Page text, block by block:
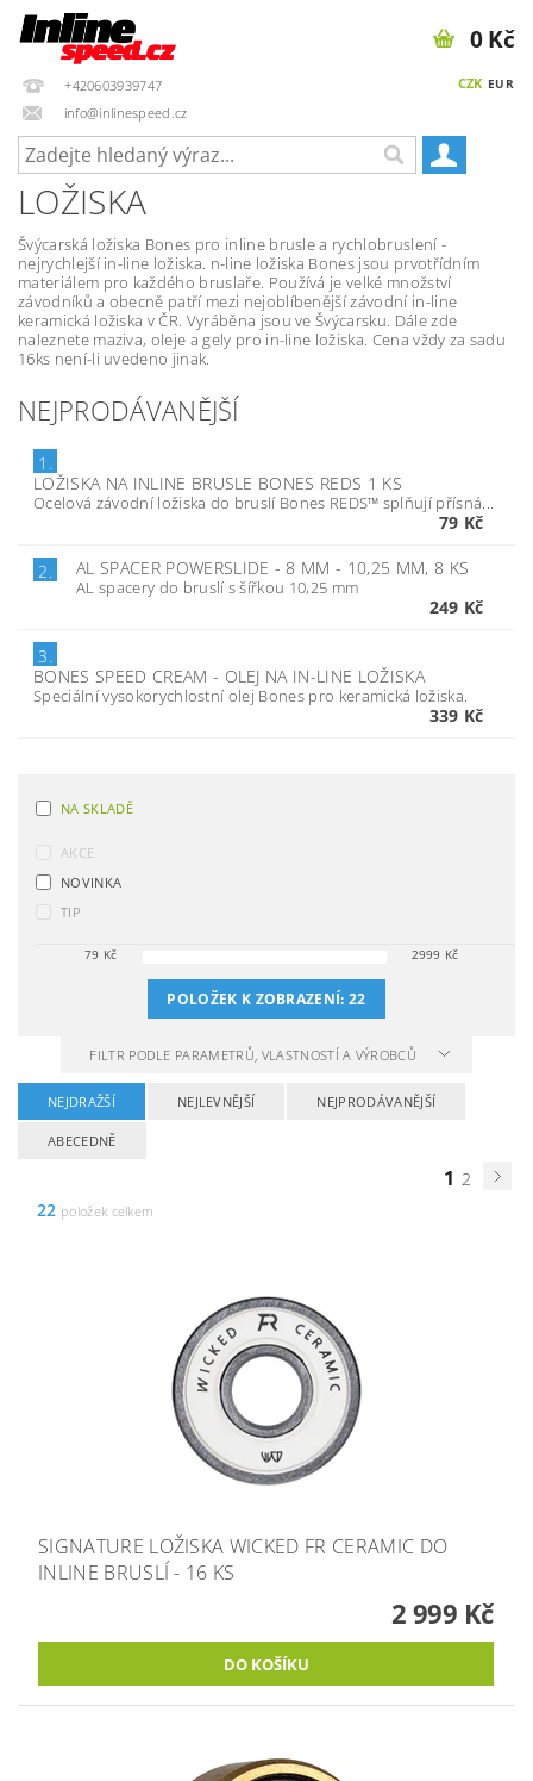
+420603939747
info@inlinespeed.cz
CZK EUR
0 Kč
LOŽISKA
Švýcarská ložiska Bones pro inline brusle a rychlobruslení -
nejrychlejší in-line ložiska. n-line ložiska Bones jsou prvotřídním
materiálem pro každého bruslaře. Používá je velké množství
závodníků a obecně patří mezi nejoblíbenější závodní in-line
keramická ložiska v ČR. Vyráběna jsou ve Švýcarsku. Dále zde
naleznete maziva, oleje a gely pro in-line ložiska. Cena vždy za sadu
16ks není-li uvedeno jinak.
NEJPRODÁVANĚJŠÍ
1.
LOŽISKA NA INLINE BRUSLE BONES REDS 1 KS
Ocelová závodní ložiska do bruslí Bones REDS™ splňují přísná...
79 Kč
2. AL SPACER POWERSLIDE - 8 MM - 10,25 MM, 8 KS
AL spacery do bruslí s šířkou 10,25 mm
249 Kč
3.
BONES SPEED CREAM - OLEJ NA IN-LINE LOŽISKA
Speciální vysokorychlostní olej Bones pro keramická ložiska.
339 Kč
NA SKLADĚ
AKCE
NOVINKA
TIP
79 Kč 2999 Kč
POLOŽEK K ZOBRAZENÍ:22
FILTR PODLE PARAMETRŮ, VLASTNOSTÍ A VÝROBCŮ
NEJDRAŽŠÍ NEJLEVNĚJŠÍ NEJPRODÁVANĚJŠÍ
ABECEDNĚ
1 2
22 položek celkem
SIGNATURE LOŽISKA WICKED FR CERAMIC DO
INLINE BRUSLÍ - 16 KS
2 999 Kč